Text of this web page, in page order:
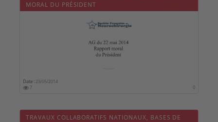
MORAL DU PRÉSIDENT
Date : 23/05/2014
7
0
TRAVAUX COLLABORATIFS NATIONAUX, BASES DE